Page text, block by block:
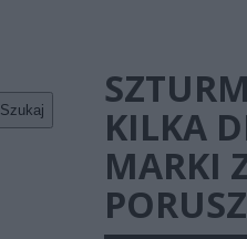
Szukaj
KILKA
MARKI